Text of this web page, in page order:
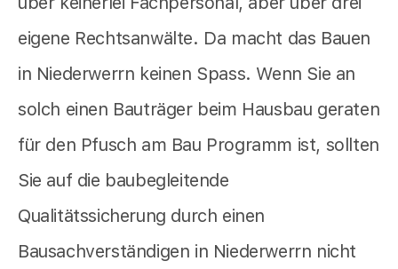
eigene Rechtsanwälte. Da macht das Bauen
in Niederwerrn keinen Spass. Wenn Sie an
solch einen Bauträger beim Hausbau geraten
für den Pfusch am Bau Programm ist, sollten
Sie auf die baubegleitende
Qualitätssicherung durch einen
Bausachverständigen in Niederwerrn nicht